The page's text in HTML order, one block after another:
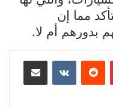
مما إن
بدورهم أم لا.
بينتيريست مشاركة عبر البريد